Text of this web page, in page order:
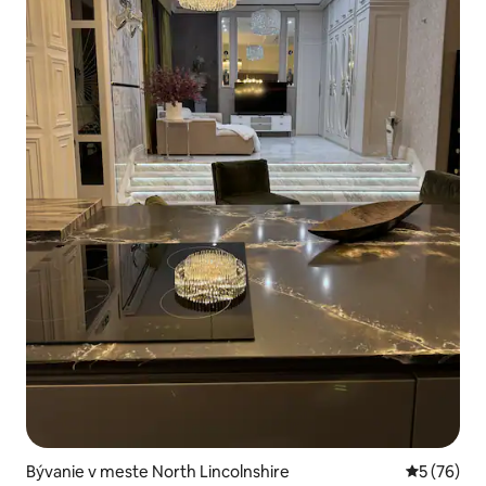
Bývanie v meste North Lincolnshire
5 (76)